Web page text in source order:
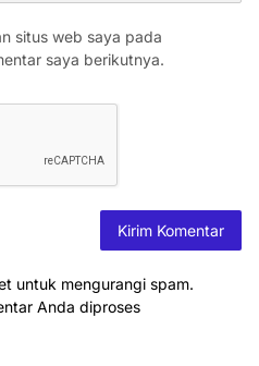
situs web saya pada
saya berikutnya.
untuk mengurangi spam.
Anda diproses